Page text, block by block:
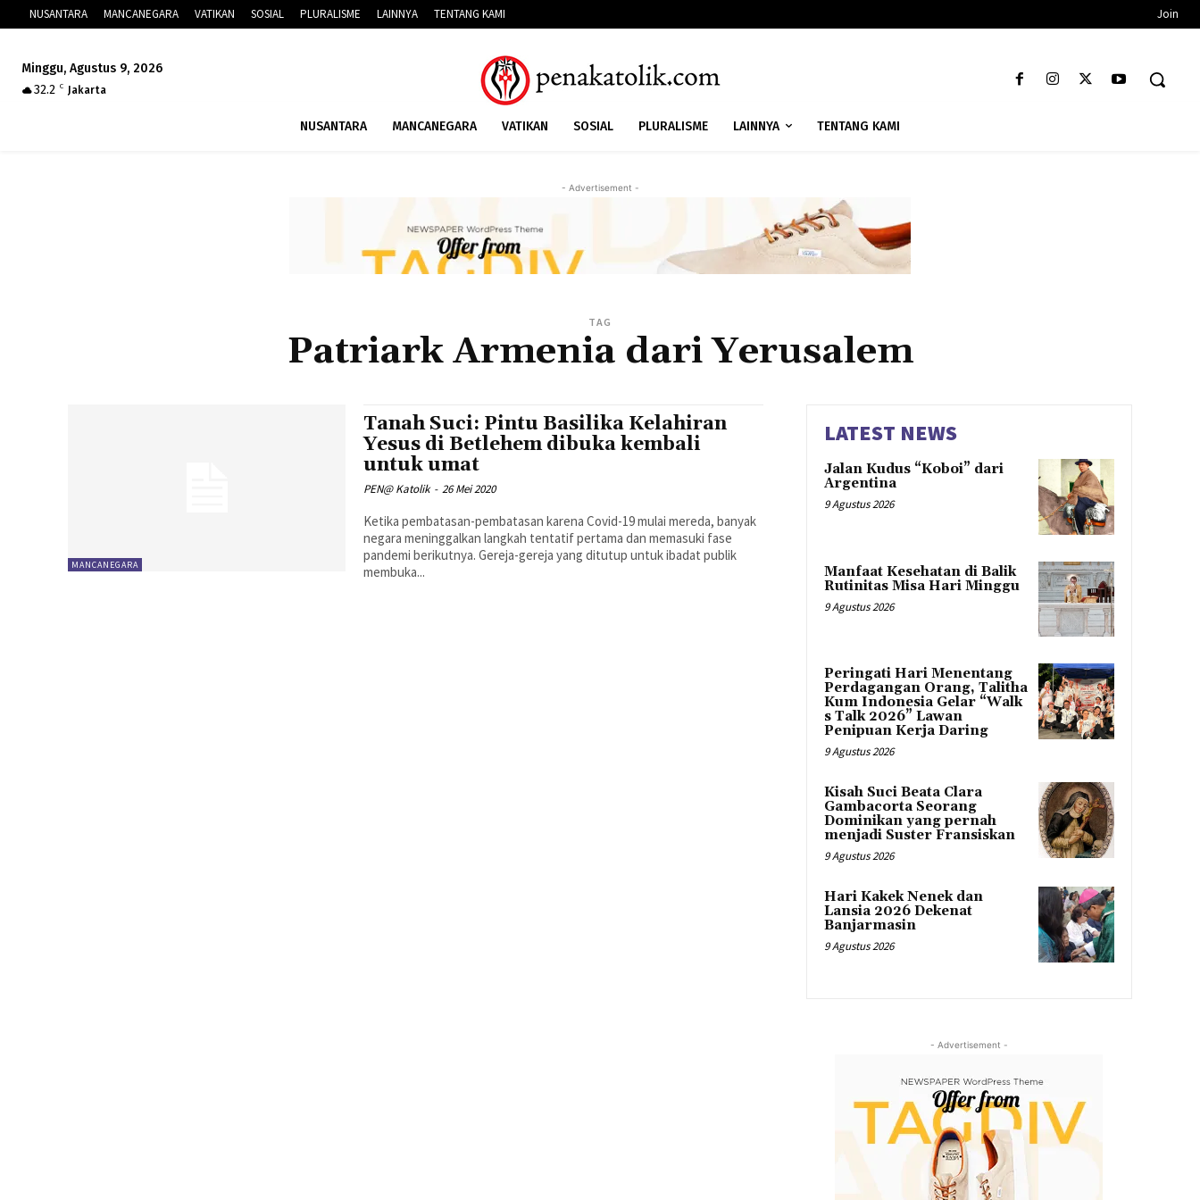
NUSANTARA MANCANEGARA VATIKAN SOSIAL PLURALISME LAINNYA TENTANG KAMI Join
Minggu, Agustus 9, 2026
32.2 C Jakarta
NUSANTARA MANCANEGARA VATIKAN SOSIAL PLURALISME LAINNYA TENTANG KAMI
- Advertisement -
TAG
Patriark Armenia dari Yerusalem
MANCANEGARA
Tanah Suci: Pintu Basilika Kelahiran
Yesus di Betlehem dibuka kembali
untuk umat
PEN@ Katolik - 26 Mei 2020
Ketika pembatasan-pembatasan karena Covid-19 mulai mereda, banyak
negara meninggalkan langkah tentatif pertama dan memasuki fase
pandemi berikutnya. Gereja-gereja yang ditutup untuk ibadat publik
membuka...
LATEST NEWS
Jalan Kudus “Koboi” dari
Argentina
9 Agustus 2026
Manfaat Kesehatan di Balik
Rutinitas Misa Hari Minggu
9 Agustus 2026
Peringati Hari Menentang
Perdagangan Orang, Talitha
Kum Indonesia Gelar “Walk
s Talk 2026” Lawan
Penipuan Kerja Daring
9 Agustus 2026
Kisah Suci Beata Clara
Gambacorta Seorang
Dominikan yang pernah
menjadi Suster Fransiskan
9 Agustus 2026
Hari Kakek Nenek dan
Lansia 2026 Dekenat
Banjarmasin
9 Agustus 2026
- Advertisement -